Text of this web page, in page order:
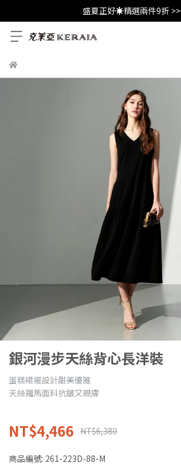
盛夏正好☀️精選兩件9折 >>
銀河漫步天絲背心長洋裝
蛋糕裙襬設計甜美優雅
天絲羅馬面料抗皺又親膚
NT$4,466 NT$6,380
商品編號: 261-223D-88-M